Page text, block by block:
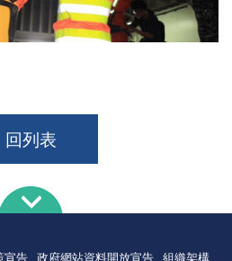
回列表
宣告 政府網站資料開放宣告
組織架構